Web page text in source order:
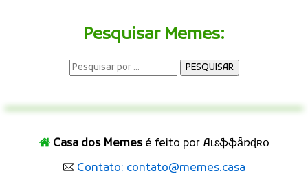
Pesquisar Memes:
Casa dos Memesé feito por Aʟɛֆֆǟռɖʀօ
Contato: contato@memes.casa